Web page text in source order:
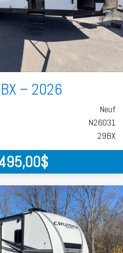
– 2026
Neuf
N26031
29BX
$